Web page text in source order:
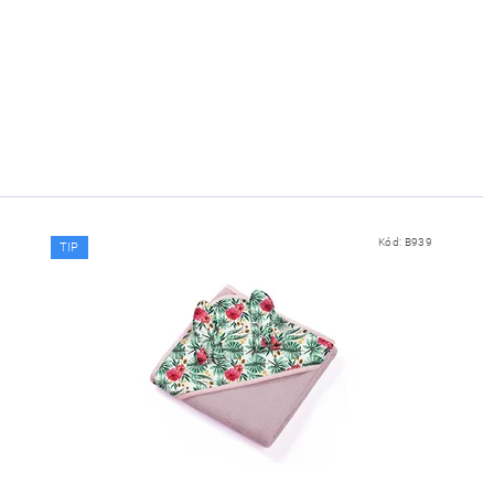
TIP Kód: B939